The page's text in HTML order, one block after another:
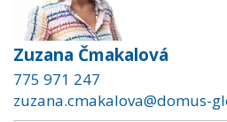
Zuzana Čmakalová
775 971 247
zuzana.cmakalova@domus-